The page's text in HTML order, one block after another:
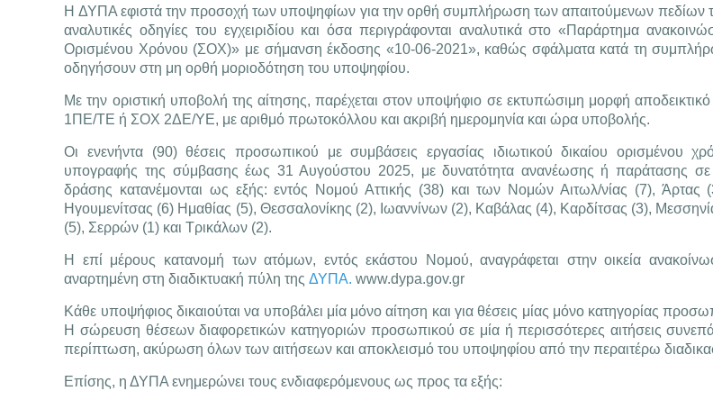
Η ΔΥΠΑ εφιστά την προσοχή των υποψηφίων για την ορθή συμπλήρωση των απαιτούμενων πεδίων
αναλυτικές οδηγίες του εγχειριδίου και όσα περιγράφονται αναλυτικά στο «Παράρτημα
Ορισμένου Χρόνου (ΣΟΧ)» με σήμανση έκδοσης «10-06-2021», καθώς σφάλματα κατά τη
οδηγήσουν στη μη ορθή μοριοδότηση του υποψηφίου.
Με την οριστική υποβολή της αίτησης, παρέχεται στον υποψήφιο σε εκτυπώσιμη μορφή
1ΠΕ/ΤΕ ή ΣΟΧ 2ΔΕ/ΥΕ, με αριθμό πρωτοκόλλου και ακριβή ημερομηνία και ώρα υποβολής.
Οι ενενήντα (90) θέσεις προσωπικού με συμβάσεις εργασίας ιδιωτικού δικαίου ορισμένου
υπογραφής της σύμβασης έως 31 Αυγούστου 2025, με δυνατότητα ανανέωσης ή παράτασης σε
δράσης κατανέμονται ως εξής: εντός Νομού Αττικής (38) και των Νομών Αιτωλ/νίας (7), Άρτας
Ηγουμενίτσας (6) Ημαθίας (5), Θεσσαλονίκης (2), Ιωαννίνων (2), Καβάλας (4), Καρδίτσας (3),
(5), Σερρών (1) και Τρικάλων (2).
Η επί μέρους κατανομή των ατόμων, εντός εκάστου Νομού, αναγράφεται στην οικεία
αναρτημένη στη διαδικτυακή πύλη τηςΔΥΠΑ. www.dypa.gov.gr
Κάθε υποψήφιος δικαιούται να υποβάλει μία μόνο αίτηση και για θέσεις μίας μόνο κατηγορίας
Η σώρευση θέσεων διαφορετικών κατηγοριών προσωπικού σε μία ή περισσότερες αιτήσεις
περίπτωση, ακύρωση όλων των αιτήσεων και αποκλεισμό του υποψηφίου από την περαιτέρω
Επίσης, η ΔΥΠΑ ενημερώνει τους ενδιαφερόμενους ως προς τα εξής: